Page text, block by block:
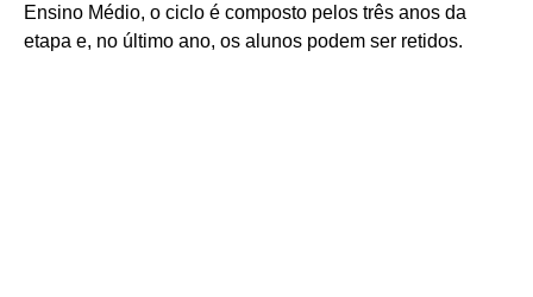
Ensino Médio, o ciclo é composto pelos três anos da
etapa e, no último ano, os alunos podem ser retidos.